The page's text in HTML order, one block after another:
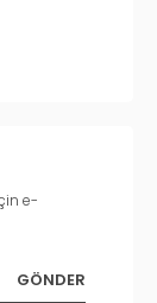
e-